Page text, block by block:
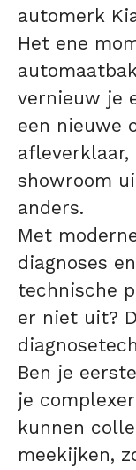
automerk
Het ene
vernieuw je
een nieuwe
showroom
anders.
Met
diagnoses
technische
er niet uit?
Ben je
je
kunnen
meekijken,